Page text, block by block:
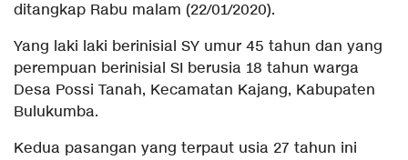
ditangkap Rabu malam (22/01/2020).
Yang laki laki berinisial SY umur 45 tahun dan yang
perempuan berinisial SI berusia 18 tahun warga
Desa Possi Tanah, Kecamatan Kajang, Kabupaten
Bulukumba.
Kedua pasangan yang terpaut usia 27 tahun ini